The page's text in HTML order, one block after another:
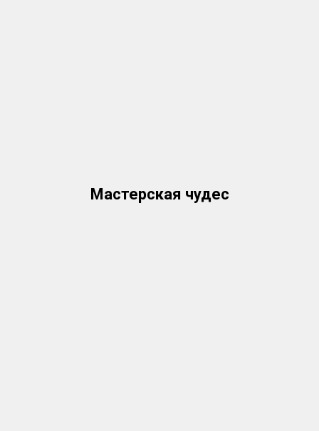
Мастерская чудес